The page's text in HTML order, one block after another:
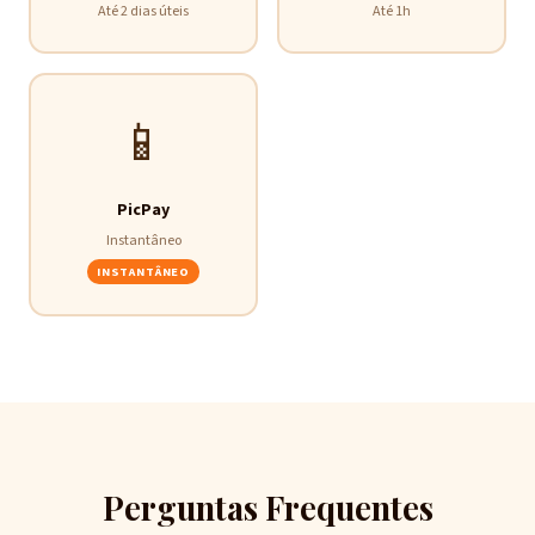
Até 2 dias úteis Até 1h
📱
PicPay
Instantâneo
INSTANTÂNEO
Perguntas Frequentes